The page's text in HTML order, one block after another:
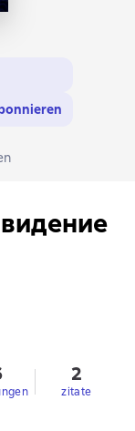
2
zitate